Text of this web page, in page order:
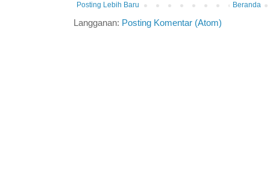
Posting Lebih Baru Beranda
Langganan: Posting Komentar (Atom)